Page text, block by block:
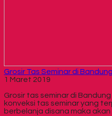
Grosir Tas Seminar di
1 Maret 2019
Grosir tas seminar di
konveksi tas seminar yang
berbelanja disana maka